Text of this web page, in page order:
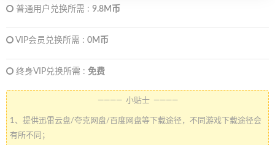
普通用户兑换所需 : 9.8M币
VIP会员兑换所需 : 0M币
终身VIP兑换所需 : 免费
———— 小贴士 ————
1、提供迅雷云盘/夸克网盘/百度网盘等下载途径，不同游戏下载途径会
有所不同；